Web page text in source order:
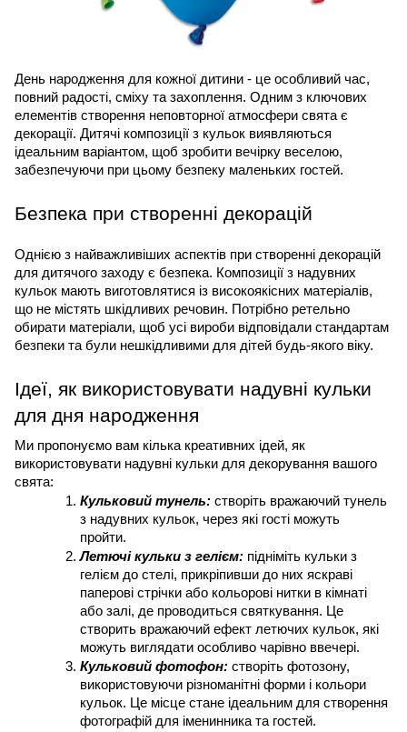
День народження для кожної дитини - це особливий час,
повний радості, сміху та захоплення. Одним з ключових
елементів створення неповторної атмосфери свята є
декорації. Дитячі композиції з кульок виявляються
ідеальним варіантом, щоб зробити вечірку веселою,
забезпечуючи при цьому безпеку маленьких гостей.
Безпека при створенні декорацій
Однією з найважливіших аспектів при створенні декорацій
для дитячого заходу є безпека. Композиції з надувних
кульок мають виготовлятися із високоякісних матеріалів,
що не містять шкідливих речовин. Потрібно ретельно
обирати матеріали, щоб усі вироби відповідали стандартам
безпеки та були нешкідливими для дітей будь-якого віку.
Ідеї, як використовувати надувні кульки
для дня народження
Ми пропонуємо вам кілька креативних ідей, як
використовувати надувні кульки для декорування вашого
свята:
Кульковий тунель: створіть вражаючий тунель
з надувних кульок, через які гості можуть
пройти.
Летючі кульки з гелієм: підніміть кульки з
гелієм до стелі, прикріпивши до них яскраві
паперові стрічки або кольорові нитки в кімнаті
або залі, де проводиться святкування. Це
створить вражаючий ефект летючих кульок, які
можуть виглядати особливо чарівно ввечері.
Кульковий фотофон: створіть фотозону,
використовуючи різноманітні форми і кольори
кульок. Це місце стане ідеальним для створення
фотографій для іменинника та гостей.